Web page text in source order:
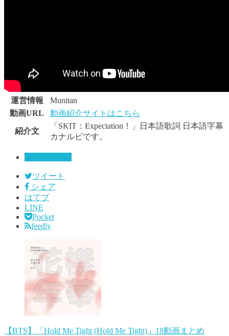
運営情報
Munitan
動画URL
動画紹介サイトはこちら
紹介文
「SKIT：Expectation！」日本語歌詞 日本語字幕
カナルビです。
ツイート
シェア
はてブ
LINE
Pocket
feedly
【BTS】「Hold Me Tight (Hold Me Tight)」18動画まとめ